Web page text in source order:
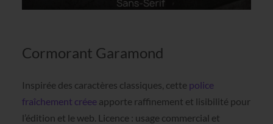
Cormorant Garamond
Inspirée des caractères classiques, cette police
fraîchement créeeapporte raffinement et lisibilité pour
l’édition et le web. Licence : usage commercial et